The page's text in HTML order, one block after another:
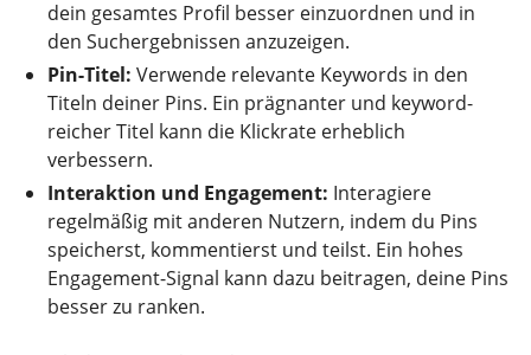
dein gesamtes Profil besser einzuordnen und in
den Suchergebnissen anzuzeigen.
Pin-Titel: Verwende relevante Keywords in den
Titeln deiner Pins. Ein prägnanter und keyword-
reicher Titel kann die Klickrate erheblich
verbessern.
Interaktion und Engagement: Interagiere
regelmäßig mit anderen Nutzern, indem du Pins
speicherst, kommentierst und teilst. Ein hohes
Engagement-Signal kann dazu beitragen, deine Pins
besser zu ranken.